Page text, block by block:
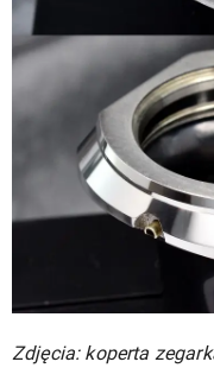
Zdjęcia: koperta